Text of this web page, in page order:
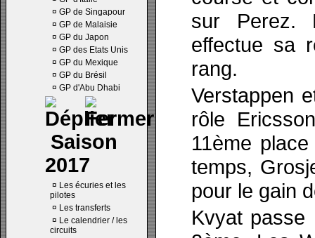
¤ GP de Singapour
¤ GP de Malaisie
¤ GP du Japon
¤ GP des Etats Unis
¤ GP du Mexique
¤ GP du Brésil
¤ GP d'Abu Dhabi
Saison
2017
¤ Les écuries et les
pilotes
¤ Les transferts
¤ Le calendrier / les
circuits
sur Perez.
effectue sa
rang.
Verstappen
rôle
11ème
temps,
pour le gain
Kvyat passe